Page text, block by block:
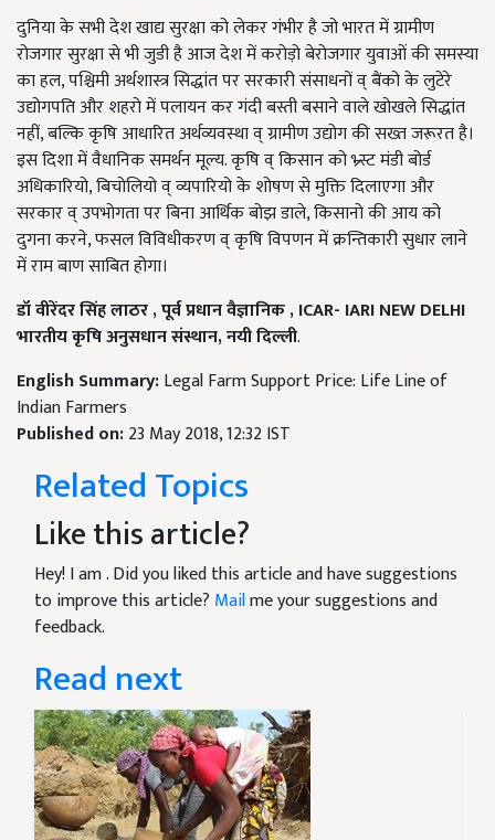
दुनिया के सभी देश खाद्य सुरक्षा को लेकर गंभीर है जो भारत में ग्रामीण
रोजगार सुरक्षा से भी जुडी है आज देश में करोड़ो बेरोजगार युवाओं की समस्या
का हल,पश्चिमी अर्थशास्त्र सिद्धांत पर सरकारी संसाधनों व् बैंको के लुटेरे
उद्योगपति और शहरो में पलायन कर गंदी बस्ती बसाने वाले खोखले सिद्धांत
नहीं,बल्कि कृषि आधारित अर्थव्यवस्था व् ग्रामीण उद्योग की सख्त जरूरत है।
इस दिशा में वैधानिक समर्थन मूल्य.कृषि व् किसान कोभ्र्स्ट मंडी बोर्ड
अधिकारियो,बिचोलियो व् व्यपारियो के शोषण से मुक्ति दिलाएगा और
सरकार व् उपभोगता पर बिना आर्थिक बोझ डाले,किसानो की आय को
दुगना करने, फसल विविधीकरण व् कृषि विपणन में क्रन्तिकारी सुधार लाने
में राम बाण साबित होगा।
डॉवीरेंदरसिंहलाठर ,पूर्वप्रधानवैज्ञानिक , ICAR- IARI NEW DELHI
भारतीयकृषिअनुसधानसंस्थान,नयीदिल्ली.
English Summary:Legal Farm Support Price: Life Line of
Indian Farmers
Published on:23 May 2018, 12:32 IST
Related Topics
Like this article?
Hey! I am. Did you liked this article and have suggestions
to improve this article? Mailme your suggestions and
feedback.
Read next